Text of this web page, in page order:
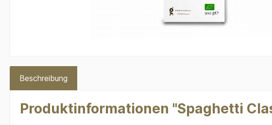
Beschreibung
Produktinformationen "Spaghetti